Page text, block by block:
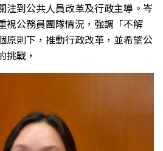
注到公共人員改革及行政主導。岑
視公務員團隊情況，強調「不解
原則下，推動行政改革，並希望公
挑戰，